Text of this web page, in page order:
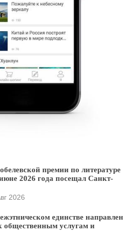
премии по литературе
2026 года посещал Санкт-
2026
единстве направлен
общественным услугам и